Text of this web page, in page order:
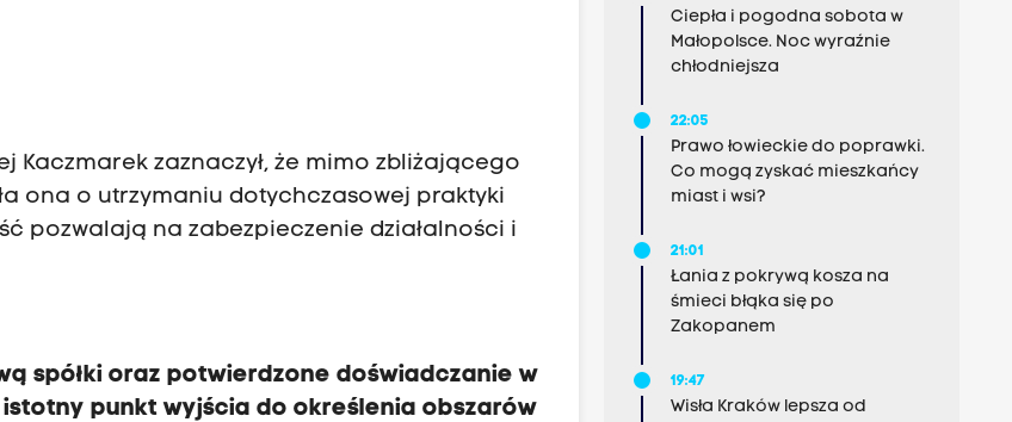
Kaczmarek zaznaczył, że mimo zbliżającego
ona o utrzymaniu dotychczasowej praktyki
pozwalają na zabezpieczenie działalności i
spółki oraz potwierdzone doświadczanie w
punkt wyjścia do określenia obszarów
Ciepła i pogodna sobota w
Małopolsce. Noc wyraźnie
chłodniejsza
22:05
Prawo łowieckie do poprawki.
Co mogą zyskać mieszkańcy
miast i wsi?
21:01
Łania z pokrywą kosza na
śmieci błąka się po
Zakopanem
19:47
Wisła Kraków lepsza od